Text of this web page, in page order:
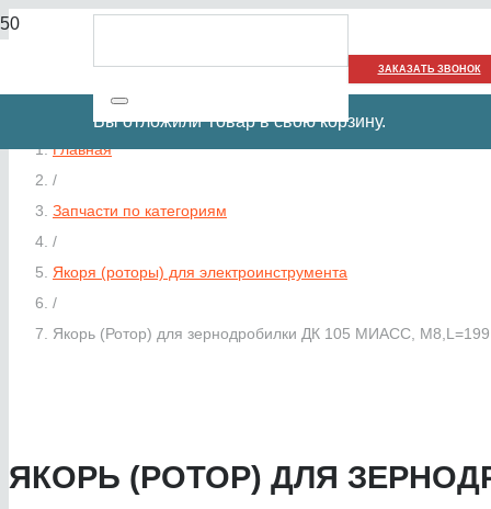
ЗАКАЗАТЬ ЗВОНОК
Вы отложилиТоварв свою корзину.
Главная
/
Запчасти по категориям
/
Якоря (роторы) для электроинструмента
/
Якорь (Ротор) для зернодробилки ДК 105 МИАСС,
ЯКОРЬ (РОТОР) ДЛЯ